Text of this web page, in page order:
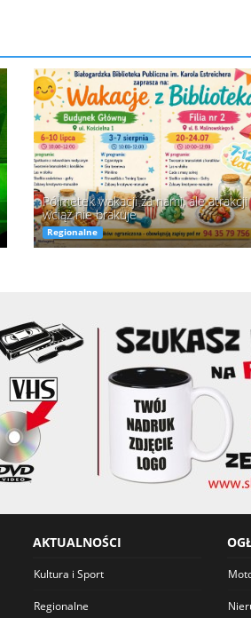
Regionalne
Półmetek wakacji za nami, ale atrakcji
wciąż nie brakuje
AKTUALNOŚCI
Kultura i Sport
Regionalne